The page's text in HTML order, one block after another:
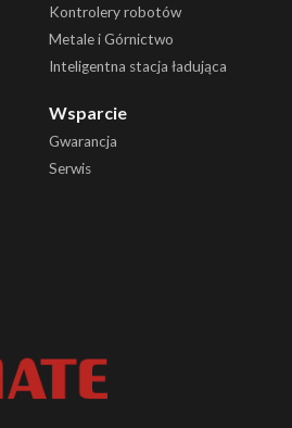
Kontrolery robotów
Metale i Górnictwo
Inteligentna stacja ładująca
Wsparcie
Gwarancja
Serwis